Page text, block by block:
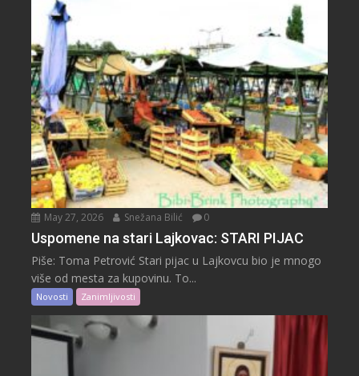
May 27, 2026 Snežana Bilić 0
Uspomene na stari Lajkovac: STARI PIJAC
Piše: Toma Petrović Stari pijac u Lajkovcu bio je mnogo
više od mesta za kupovinu. To...
Novosti Zanimljivosti